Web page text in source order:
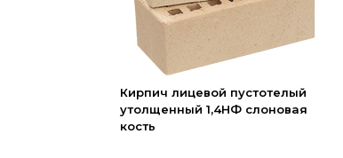
Вакансии
Сертификаты
Партнеры
Личный кабинет
Корзина
Кирпич лицевой пустотелый
утолщенный 1,4НФ слоновая
кость